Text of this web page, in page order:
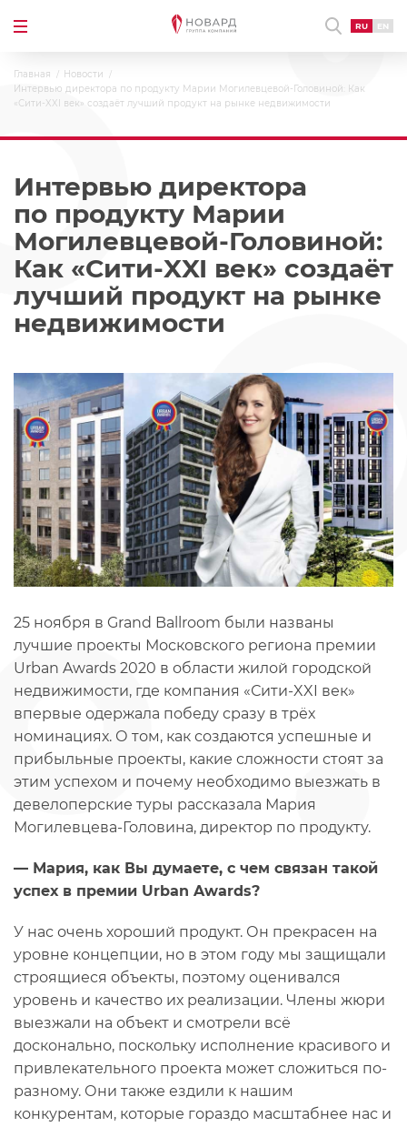
RU EN
Главная
Новости
Интервью директора по продукту Марии Могилевцевой-Головиной: Как
«Сити-XXI век» создаёт лучший продукт на рынке недвижимости
Интервью директора
по продукту Марии
Могилевцевой-Головиной:
Как «Сити-XXI век» создаёт
лучший продукт на рынке
недвижимости
25 ноября в Grand Ballroom были названы
лучшие проекты Московского региона премии
Urban Awards 2020 в области жилой городской
недвижимости, где компания «Сити-XXI век»
впервые одержала победу сразу в трёх
номинациях. О том, как создаются успешные и
прибыльные проекты, какие сложности стоят за
этим успехом и почему необходимо выезжать в
девелоперские туры рассказала Мария
Могилевцева-Головина, директор по продукту.
— Мария, как Вы думаете, с чем связан такой
успех в премии Urban Awards?
У нас очень хороший продукт. Он прекрасен на
уровне концепции, но в этом году мы защищали
строящиеся объекты, поэтому оценивался
уровень и качество их реализации. Члены жюри
выезжали на объект и смотрели всё
досконально, поскольку исполнение красивого и
привлекательного проекта может сложиться по-
разному. Они также ездили к нашим
конкурентам, которые гораздо масштабнее нас и